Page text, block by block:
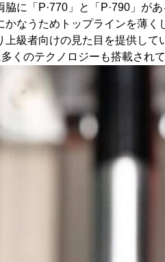
に「P·770」と「P·790」があ
なうためトップラインを薄く
級者向けの見た目を提供して
くのテクノロジーも搭載されて